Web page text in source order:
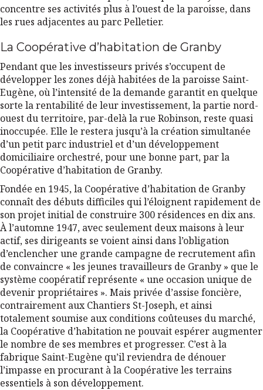
concentre ses activités plus à l’ouest de la paroisse, dans
les rues adjacentes au parc Pelletier.
La Coopérative d’habitation de Granby
Pendant que les investisseurs privés s’occupent de
développer les zones déjà habitées de la paroisse Saint-
Eugène, où l’intensité de la demande garantit en quelque
sorte la rentabilité de leur investissement, la partie nord-
ouest du territoire, par-delà la rue Robinson, reste quasi
inoccupée. Elle le restera jusqu’à la création simultanée
d’un petit parc industriel et d’un développement
domiciliaire orchestré, pour une bonne part, par la
Coopérative d’habitation de Granby.
Fondée en 1945, la Coopérative d’habitation de Granby
connaît des débuts difficiles qui l’éloignent rapidement de
son projet initial de construire 300 résidences en dix ans.
À l’automne 1947, avec seulement deux maisons à leur
actif, ses dirigeants se voient ainsi dans l’obligation
d’enclencher une grande campagne de recrutement afin
de convaincre « les jeunes travailleurs de Granby » que le
système coopératif représente « une occasion unique de
devenir propriétaires ». Mais privée d’assise foncière,
contrairement aux Chantiers St-Joseph, et ainsi
totalement soumise aux conditions coûteuses du marché,
la Coopérative d’habitation ne pouvait espérer augmenter
le nombre de ses membres et progresser. C’est à la
fabrique Saint-Eugène qu’il reviendra de dénouer
l’impasse en procurant à la Coopérative les terrains
essentiels à son développement.